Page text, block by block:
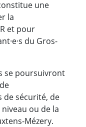
une
la
et pour
du Gros-
se poursuivront
de sécurité, de
niveau ou de la
Mézery.